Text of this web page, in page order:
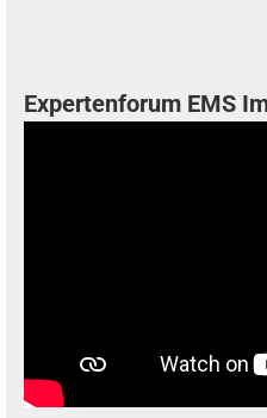
Expertenforum EMS